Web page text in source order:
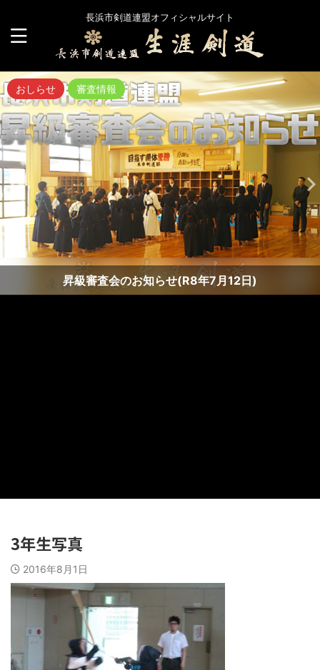
長浜市剣道連盟オフィシャルサイト
おしらせ 審査情報
昇級審査会のお知らせ(R8年7月12日)
3年生写真
2016年8月1日